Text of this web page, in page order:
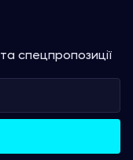
спецпропозиції